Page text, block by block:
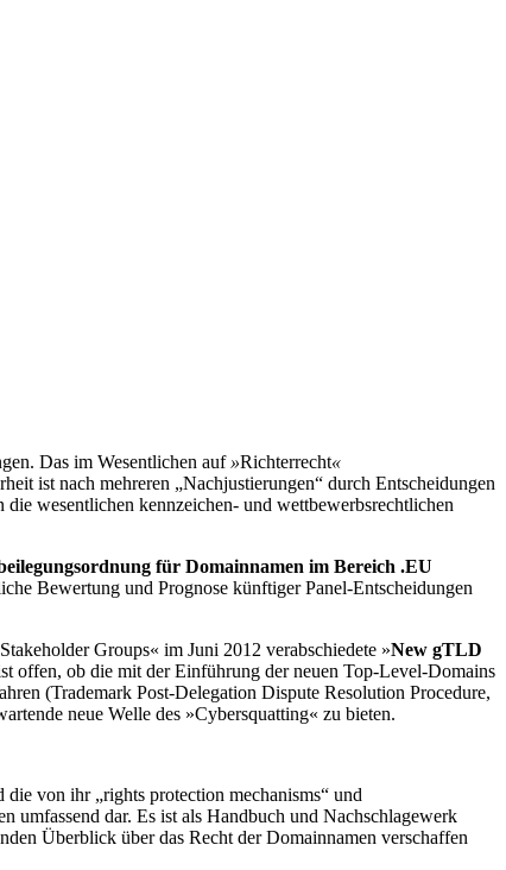
Das im Wesentlichen auf »Richterrecht«
ist nach mehreren „Nachjustierungen“ durch Entscheidungen
wesentlichen kennzeichen- und wettbewerbsrechtlichen
für Domainnamen im Bereich .EU
Bewertung und Prognose künftiger Panel-Entscheidungen
Groups« im Juni 2012 verabschiedete »New gTLD
offen, ob die mit der Einführung der neuen Top-Level-Domains
(Trademark Post-Delegation Dispute Resolution Procedure,
neue Welle des »Cybersquatting« zu bieten.
von ihr „rights protection mechanisms“ und
umfassend dar. Es ist als Handbuch und Nachschlagewerk
Überblick über das Recht der Domainnamen verschaffen